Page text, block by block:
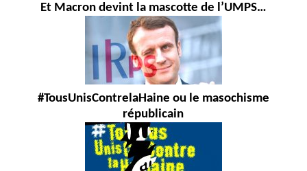
Et Macron devint la mascotte de l’UMPS…
#TousUnisContrelaHaine ou le masochisme
républicain